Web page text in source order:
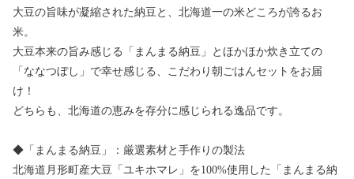
大豆の旨味が凝縮された納豆と、北海道一の米どころが誇るお
米。
大豆本来の旨み感じる「まんまる納豆」とほかほか炊き立ての
「ななつぼし」で幸せ感じる、こだわり朝ごはんセットをお届
け！
どちらも、北海道の恵みを存分に感じられる逸品です。
◆「まんまる納豆」：厳選素材と手作りの製法
北海道月形町産大豆「ユキホマレ」を100%使用した「まんまる納